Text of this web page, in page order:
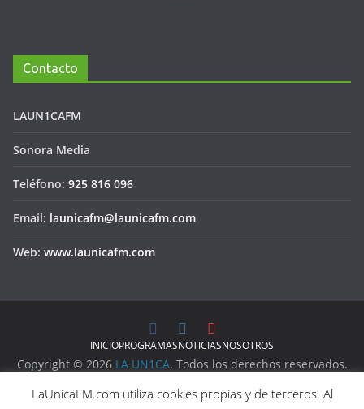
Contacto
LAUN1CAFM
Sonora Media
Teléfono: 925 816 096
Email: launicafm@launicafm.com
Web: www.launicafm.com
INICIOPROGRAMASNOTICIASNOSOTROS
Copyright © 2026 LA UN1CA. Todos los derechos reservados.
Política de Privacidad
LaUnicaFM.com utiliza cookies propias y de terceros. Al